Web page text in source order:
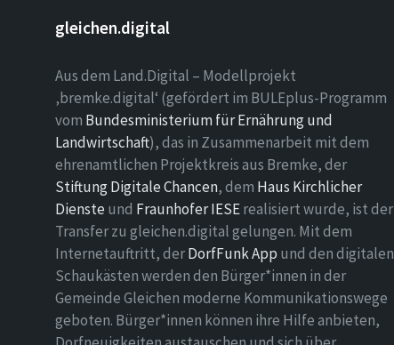
gleichen.digital
Aus dem Land.Digital – Modellprojekt
‚bremke.digital‘ (gefördert im BULEplus-Programm
vom Bundesministerium für Ernährung und
Landwirtschaft), das in Zusammenarbeit mit dem
ehrenamtlichen Projektkreis aus Bremke, der
Stiftung Digitale Chancen, dem Haus Kirchlicher
Dienste und Fraunhofer IESErealisiert wurde, ist der
Transfer zu gleichen.digital gelungen. Mit dem
Internetauftritt, derDorfFunk App und den digitalen
Schaukästen werden den Bürger*innen in der
Gemeinde Gleichen moderne Kommunikationswege
geboten. Bürger*innen können ihre Hilfe anbieten,